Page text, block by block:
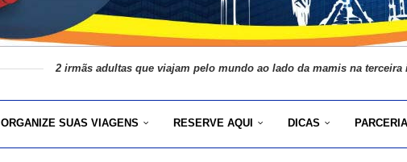
2 irmãs adultas que viajam pelo mundo ao lado da mamis na terceira
ORGANIZE SUAS VIAGENS RESERVE AQUI DICAS